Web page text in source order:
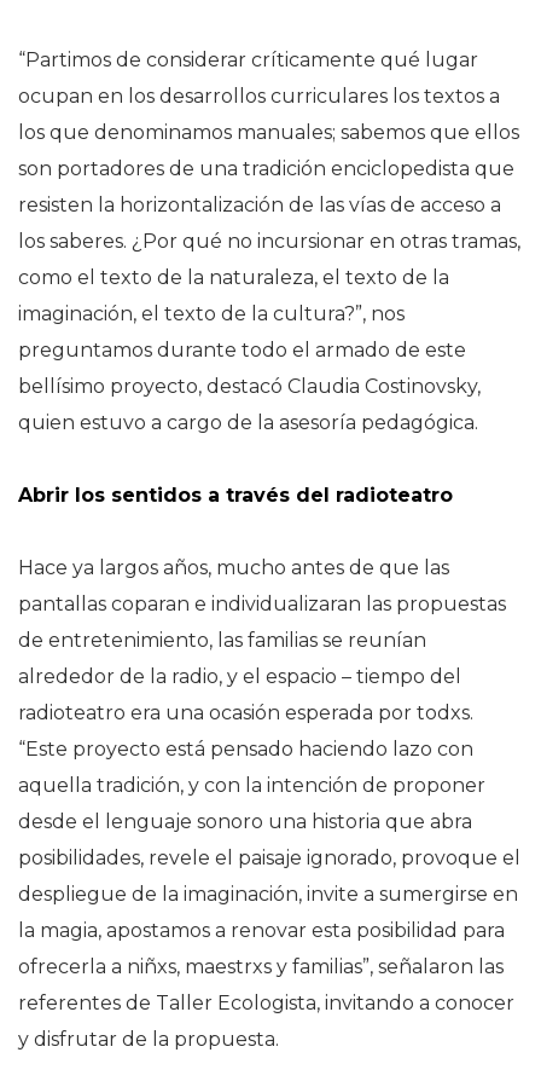
“Partimos de considerar críticamente qué lugar
ocupan en los desarrollos curriculares los textos a
los que denominamos manuales; sabemos que ellos
son portadores de una tradición enciclopedista que
resisten la horizontalización de las vías de acceso a
los saberes. ¿Por qué no incursionar en otras tramas,
como el texto de la naturaleza, el texto de la
imaginación, el texto de la cultura?”, nos
preguntamos durante todo el armado de este
bellísimo proyecto, destacó Claudia Costinovsky,
quien estuvo a cargo de la asesoría pedagógica.
Abrir los sentidos a través del radioteatro
Hace ya largos años, mucho antes de que las
pantallas coparan e individualizaran las propuestas
de entretenimiento, las familias se reunían
alrededor de la radio, y el espacio – tiempo del
radioteatro era una ocasión esperada por todxs.
“Este proyecto está pensado haciendo lazo con
aquella tradición, y con la intención de proponer
desde el lenguaje sonoro una historia que abra
posibilidades, revele el paisaje ignorado, provoque el
despliegue de la imaginación, invite a sumergirse en
la magia, apostamos a renovar esta posibilidad para
ofrecerla a niñxs, maestrxs y familias”, señalaron las
referentes de Taller Ecologista, invitando a conocer
y disfrutar de la propuesta.